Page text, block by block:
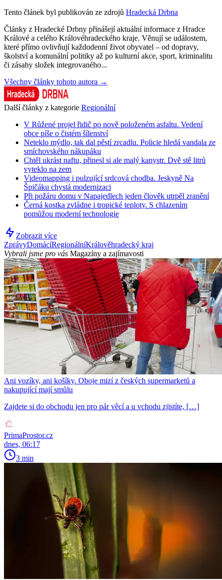
Tento článek byl publikován ze zdrojů Hradecká Drbna
Články z Hradecké Drbny přinášejí aktuální informace z Hradce
Králové a celého Královéhradeckého kraje. Věnují se událostem,
které přímo ovlivňují každodenní život obyvatel – od dopravy,
školství a komunální politiky až po kulturní akce, sport, kriminalitu
či zásahy složek integrovaného...
Všechny články tohoto autora →
Další články z kategorie Regionální
V Růžené projel řidič po nově položeném asfaltu. Vedení
obce píše o čistém šílenství
Neteklo mýdlo, tak dal pěstí zrcadlu. Policie hledá vandala ze
smíchovského nákupáku
Chtěl ukrást naftu, přinesl si ale malý kanystr. Dvě stě litrů
vyteklo na zem
Videomapping i pulzující srdcová chodba. Jeskyně Na
Špičáku chystá modernizaci
Při požáru domu v Napajedlech jeden člověk utrpěl zranění
Černá kostka zvládne i tropické teploty. S chlazením
pomůžou moderní technologie
Zobrazit více
ZprávyDomácíRegionálníKrálověhradecký kraj
Vybrali jsme pro vás Magazíny a zajímavosti
Ani vozíky, ani košíky. Oboje mizí z českých supermarketů a
nakupující mají smůlu
Zajdete si do obchodu jen pro pár věcí a u vchodu zjistíte, […]
PrimaProstor.cz
dnes, 06:17
3 min